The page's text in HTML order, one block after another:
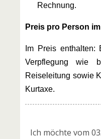
Rechnung.
Preis pro Person
Im Preis enthalten:
Verpflegung wie
Reiseleitung sowie
Kurtaxe.
Ich möchte vom